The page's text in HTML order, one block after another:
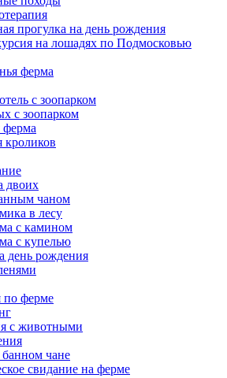
прогулка на день рождения
на лошадях по Подмосковью
ферма
с зоопарком
с зоопарком
ферма
двоих
чаном
в лесу
с камином
с купелью
день рождения
по ферме
с животными
чане
свидание на ферме
впечатления!Маршрут № 1 40
заповеднику + фото
№ 2 60 минут заповедник и
8000 руб./чел. Маршрут № 3 60
+ фото 10 000 руб. /чел.
горячие предложения Вас
бронирование Скидка 10% — при
3 месяца до заезда Длительное
15% —…
после активной езды, с меню,
пожелания гостей из Москвы и
отдых для всей семьи
занятие по душе: дети кормят
на лошадях, а пожилые
видами природы. Конные
всех возрастов, от новичков до
превращая обычный отдых в
приключение. Добавьте к этому
и вы получите идеальный
спа программа Чтобы
воспоминания, заказывайте
в наших живописных уголках —
Многие добавляют это в семейный
на все сто. Сам заказывал пару раз:
как с открытки.
Сделайте фотосессию с
лугов — инструкторы
и организовать кадры с
конных туров, которая остаётся
для семейных альбомов. Все
и даже новички в езде почувствуют
Откройте для себя мир
в нашей конюшне! Мы предлагаем
для любого уровня подготовки.
спокойные и послушные лошади